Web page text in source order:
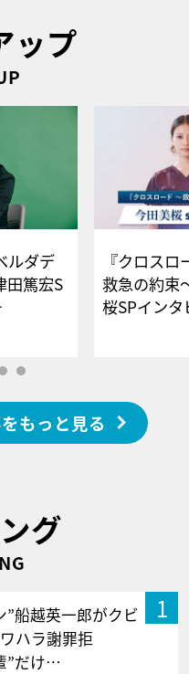
ップ
ルダデ
田篤宏S
ュー
『クロス
救急の約束
桜SPイ
もっと見る
グ
1
”船越英一郎がクビ
ハラ謝罪拒
”だけ…